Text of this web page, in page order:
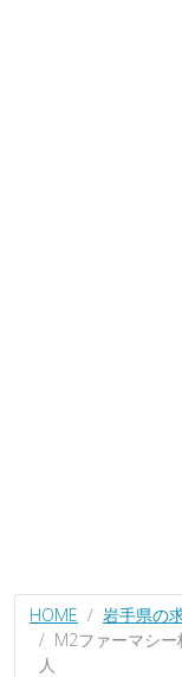
HOME 岩手県の
M2ファーマシ
人